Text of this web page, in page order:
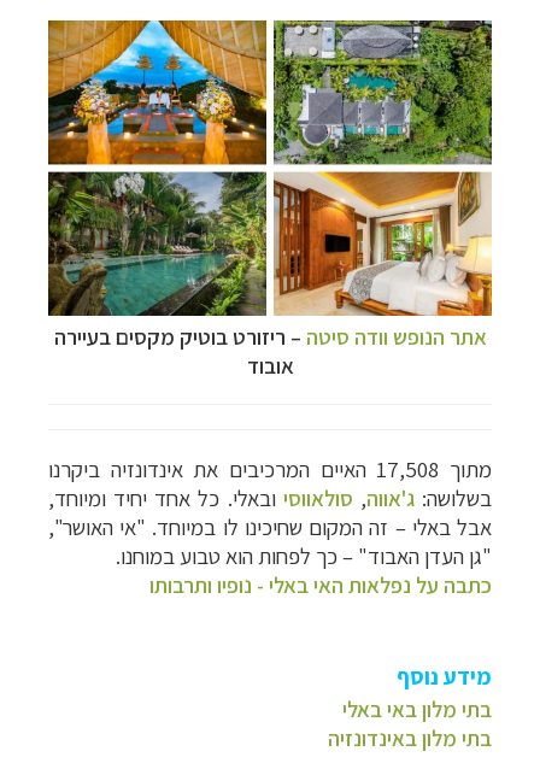
אתר הנופש וודה סיטה – ריזורט בוטיק מקסים בעיירה
אובוד
מתוך 17,508 האיים המרכיבים את אינדונזיה ביקרנו
בשלושה: ג'אווה, סולאווסי ובאלי. כל אחד יחיד ומיוחד,
אבל באלי– זה המקום שחיכינו לו במיוחד. "אי האושר",
"גן העדן האבוד" –כך לפחות הוא טבוע במוחנו.
כתבה על נפלאות האי באלי - נופיו ותרבותו
מידע נוסף
בתי מלון באי באלי
בתי מלון באינדונזיה